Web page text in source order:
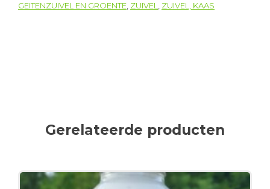
GEITENZUIVEL EN GROENTE ZUIVEL ZUIVEL, KAAS
Gerelateerde producten